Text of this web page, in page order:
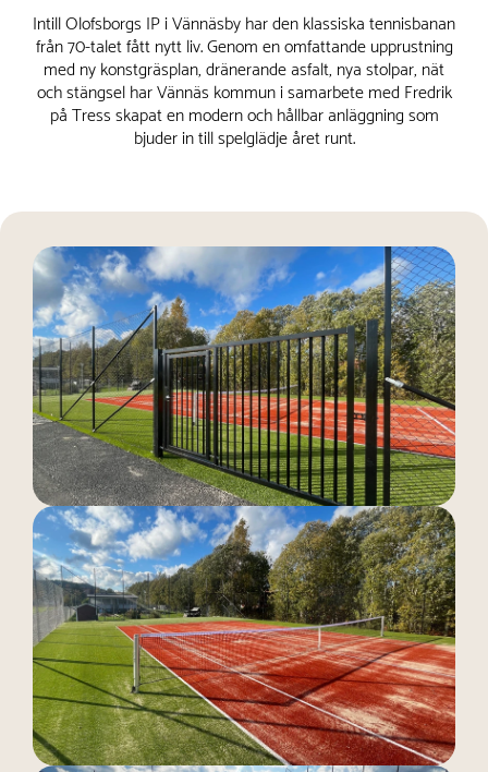
Intill Olofsborgs IP i Vännäsby har den klassiska tennisbanan
från 70-talet fått nytt liv. Genom en omfattande upprustning
med ny konstgräsplan, dränerande asfalt, nya stolpar, nät
och stängsel har Vännäs kommun i samarbete med Fredrik
på Tress skapat en modern och hållbar anläggning som
bjuder in till spelglädje året runt.